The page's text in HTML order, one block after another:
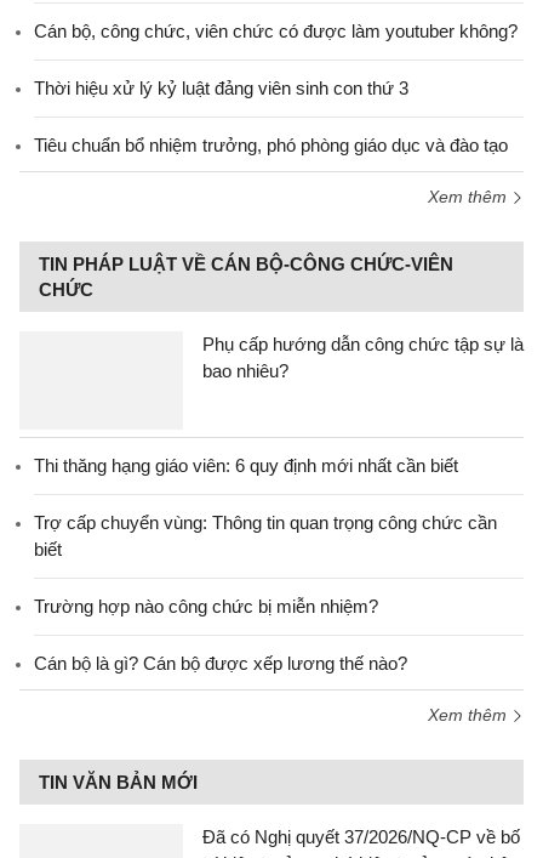
Cán bộ, công chức, viên chức có được làm youtuber không?
Thời hiệu xử lý kỷ luật đảng viên sinh con thứ 3
Tiêu chuẩn bổ nhiệm trưởng, phó phòng giáo dục và đào tạo
Xem thêm
TIN PHÁP LUẬT VỀ CÁN BỘ-CÔNG CHỨC-VIÊN
CHỨC
Phụ cấp hướng dẫn công chức tập sự là
bao nhiêu?
Thi thăng hạng giáo viên: 6 quy định mới nhất cần biết
Trợ cấp chuyển vùng: Thông tin quan trọng công chức cần
biết
Trường hợp nào công chức bị miễn nhiệm?
Cán bộ là gì? Cán bộ được xếp lương thế nào?
Xem thêm
TIN VĂN BẢN MỚI
Đã có Nghị quyết 37/2026/NQ-CP về bố